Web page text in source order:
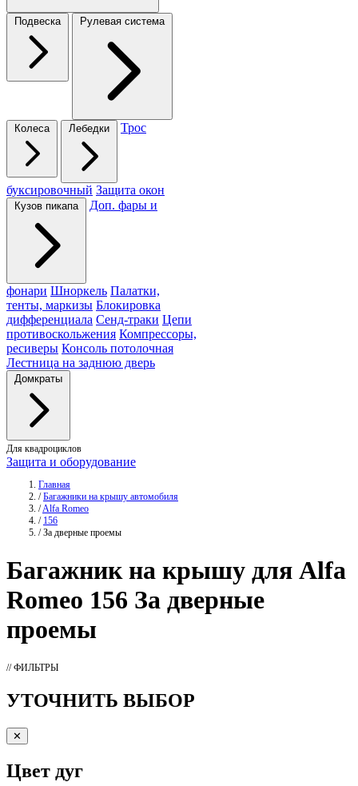
Подвеска Рулевая система
Колеса Лебедки Трос
буксировочный Защита окон
Кузов пикапа Доп. фары и
фонари Шноркель Палатки,
тенты, маркизы Блокировка
дифференциала Сенд-траки Цепи
противоскольжения Компрессоры,
ресиверы Консоль потолочная
Лестница на заднюю дверь
Домкраты
Для квадроциклов
Защита и оборудование
Главная
/ Багажники на крышу автомобиля
/Alfa Romeo
/ 156
/ За дверные проемы
Багажникна крышу для Alfa
Romeo 156 За дверные
проемы
// ФИЛЬТРЫ
УТОЧНИТЬ ВЫБОР
✕
Цвет дуг